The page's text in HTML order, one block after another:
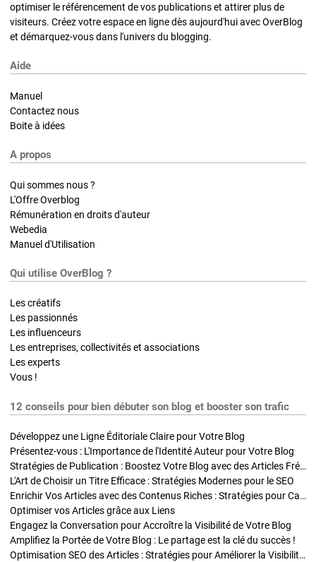
optimiser le référencement de vos publications et attirer plus de
visiteurs. Créez votre espace en ligne dès aujourd'hui avec OverBlog
et démarquez-vous dans l'univers du blogging.
Aide
Manuel
Contactez nous
Boite à idées
A propos
Qui sommes nous ?
L'Offre Overblog
Rémunération en droits d'auteur
Webedia
Manuel d'Utilisation
Qui utilise OverBlog ?
Les créatifs
Les passionnés
Les influenceurs
Les entreprises, collectivités et associations
Les experts
Vous !
12 conseils pour bien débuter son blog et booster son trafic
Développez une Ligne Éditoriale Claire pour Votre Blog
Présentez-vous : L'Importance de l'Identité Auteur pour Votre Blog
Stratégies de Publication : Boostez Votre Blog avec des Articles Fréquents et Exclusifs
L'Art de Choisir un Titre Efficace : Stratégies Modernes pour le SEO
Enrichir Vos Articles avec des Contenus Riches : Stratégies pour Captiver et Optimiser
Optimiser vos Articles grâce aux Liens
Engagez la Conversation pour Accroître la Visibilité de Votre Blog
Amplifiez la Portée de Votre Blog : Le partage est la clé du succès !
Optimisation SEO des Articles : Stratégies pour Améliorer la Visibilité de Votre Blog